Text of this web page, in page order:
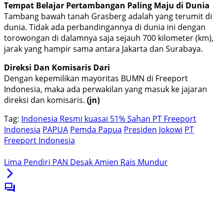
Tempat Belajar Pertambangan Paling Maju di Dunia
Tambang bawah tanah Grasberg adalah yang terumit di
dunia. Tidak ada perbandingannya di dunia ini dengan
torowongan di dalamnya saja sejauh 700 kilometer (km),
jarak yang hampir sama antara Jakarta dan Surabaya.
Direksi Dan Komisaris Dari
Dengan kepemilikan mayoritas BUMN di Freeport
Indonesia, maka ada perwakilan yang masuk ke jajaran
direksi dan komisaris. (jn)
Tag: Indonesia Resmi kuasai 51% Sahan PT Freeport
Indonesia PAPUA Pemda Papua Presiden Jokowi PT
Freeport Indonesia
Lima Pendiri PAN Desak Amien Rais Mundur